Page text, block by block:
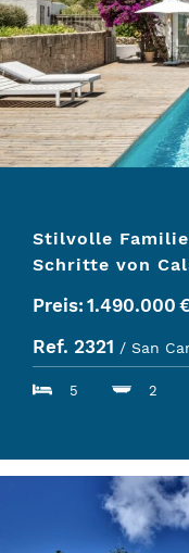
Stilvolle
Schritte von
Preis: 1.490.000
Ref. 2321 / San
5 2